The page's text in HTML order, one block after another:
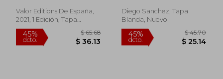
Valor Editions De España,
2021, 1 Edición, Tapa
Blanda, Nuevo
Inversiones Digitales
Diego Sanchez, Tapa
Blanda, Nuevo